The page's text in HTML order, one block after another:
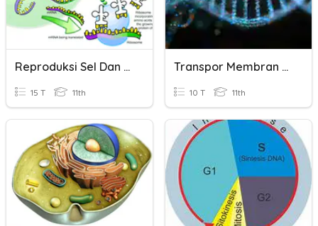
Reproduksi Sel Dan Sintesis Protein
15 T 11th
Transpor Membran & Sintesis Protein
10 T 11th